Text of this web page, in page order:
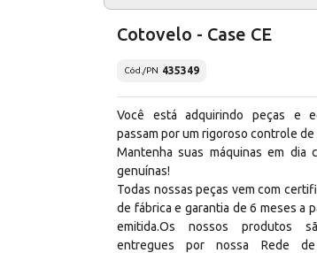
Cotovelo - Case CE
Cód./PN 435349
Você está adquirindo peças e
passam por um rigoroso controle de
Mantenha suas máquinas em dia
genuínas!
Todas nossas peças vem com
de fábrica e garantia de 6 meses a
emitida.Os nossos produtos
entregues por nossa Rede de